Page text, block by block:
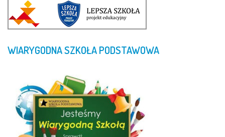
WIARYGODNASZKOŁAPODSTAWOWA